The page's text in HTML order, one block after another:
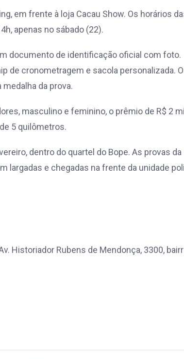
em frente à loja Cacau Show. Os horários
apenas no sábado (22).
documento de identificação oficial com foto.
de cronometragem e sacola personalizada.
da prova.
masculino e feminino, o prêmio de R$ 2
5 quilômetros.
dentro do quartel do Bope. As provas da
largadas e chegadas na frente da unidade
Historiador Rubens de Mendonça, 3300,